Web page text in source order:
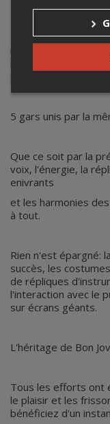
BON JOVI
Le mandat de
moindres détails le
5 gars unis par la
Que ce soit par la
voix, l'énergie, la
enivrants
et les harmonies
à tout.
Rien n'est épargné:
succès, les
de répliques
l'interaction avec le
sur écrans géants.
L'héritage de Bon
Tous les efforts ont
le plaisir et les
bénéficiez d'un